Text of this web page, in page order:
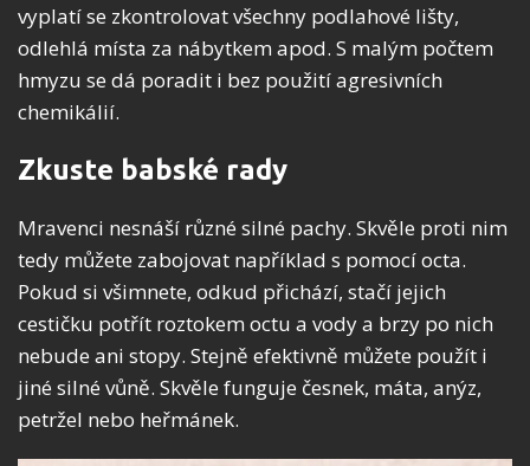
vyplatí se zkontrolovat všechny podlahové lišty,
odlehlá místa za nábytkem apod. S malým počtem
hmyzu se dá poradit i bez použití agresivních
chemikálií.
Zkuste babské rady
Mravenci nesnáší různé silné pachy. Skvěle proti nim
tedy můžete zabojovat například s pomocí octa.
Pokud si všimnete, odkud přichází, stačí jejich
cestičku potřít roztokem octu a vody a brzy po nich
nebude ani stopy. Stejně efektivně můžete použít i
jiné silné vůně. Skvěle funguje česnek, máta, anýz,
petržel nebo heřmánek.